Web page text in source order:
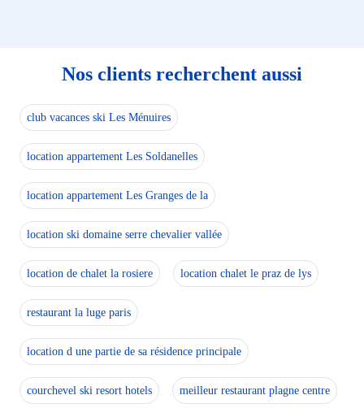
Nos clients recherchent aussi
club vacances ski Les Ménuires
location appartement Les Soldanelles
location appartement Les Granges de la
location ski domaine serre chevalier vallée
location de chalet la rosiere location chalet le praz de lys
restaurant la luge paris
location d une partie de sa résidence principale
courchevel ski resort hotels meilleur restaurant plagne centre